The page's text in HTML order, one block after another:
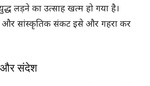
लड़ने का उत्साह खत्म हो गया है।
और सांस्कृतिक संकट इसे और गहरा कर
और संदेश